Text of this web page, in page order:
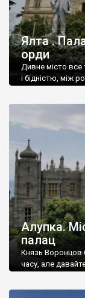
Ялта .
орди
Дивне місто все
і бідністю, між
Алупка.
палац
Князь Воронцов
часу, але